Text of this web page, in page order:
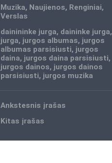
Muzika, Naujienos, Renginiai,
Verslas
dainininke jurga, daininke jurga,
jurga, jurgos albumas, jurgos
albumas parsisiusti, jurgos
daina, jurgos daina parsisiusti,
jurgos dainos, jurgos dainos
parsisiusti, jurgos muzika
Ankstesnis įrašas
Kitas įrašas